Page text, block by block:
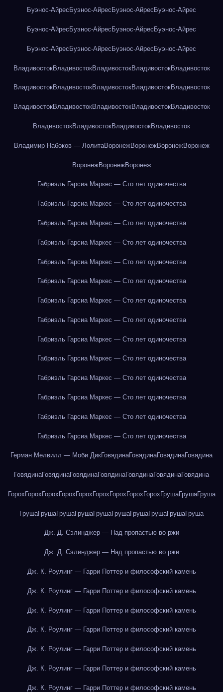
Буэнос-Айрес Буэнос-Айрес Буэнос-Айрес Буэнос-Айрес
Буэнос-Айрес Буэнос-Айрес Буэнос-Айрес Буэнос-Айрес
Буэнос-Айрес Буэнос-Айрес Буэнос-Айрес Буэнос-Айрес
ВладивостокВладивостокВладивостокВладивостокВладивосток
ВладивостокВладивостокВладивостокВладивостокВладивосток
ВладивостокВладивостокВладивостокВладивостокВладивосток
ВладивостокВладивостокВладивостокВладивосток
Владимир Набоков — ЛолитаВоронежВоронежВоронежВоронеж
ВоронежВоронежВоронеж
Габриэль Гарсиа Маркес — Сто лет одиночества
Габриэль Гарсиа Маркес — Сто лет одиночества
Габриэль Гарсиа Маркес — Сто лет одиночества
Габриэль Гарсиа Маркес — Сто лет одиночества
Габриэль Гарсиа Маркес — Сто лет одиночества
Габриэль Гарсиа Маркес — Сто лет одиночества
Габриэль Гарсиа Маркес — Сто лет одиночества
Габриэль Гарсиа Маркес — Сто лет одиночества
Габриэль Гарсиа Маркес — Сто лет одиночества
Габриэль Гарсиа Маркес — Сто лет одиночества
Габриэль Гарсиа Маркес — Сто лет одиночества
Габриэль Гарсиа Маркес — Сто лет одиночества
Габриэль Гарсиа Маркес — Сто лет одиночества
Габриэль Гарсиа Маркес — Сто лет одиночества
Герман Мелвилл — Моби ДикГовядинаГовядинаГовядинаГовядина
ГовядинаГовядинаГовядинаГовядинаГовядинаГовядинаГовядина
Горох Горох Горох Горох Горох Горох Горох Горох Горох ГрушаГрушаГруша
ГрушаГрушаГрушаГрушаГрушаГрушаГрушаГрушаГрушаГруша
Дж. Д. Сэлинджер — Над пропастью во ржи
Дж. Д. Сэлинджер — Над пропастью во ржи
Дж. К. Роулинг — Гарри Поттер и философский камень
Дж. К. Роулинг — Гарри Поттер и философский камень
Дж. К. Роулинг — Гарри Поттер и философский камень
Дж. К. Роулинг — Гарри Поттер и философский камень
Дж. К. Роулинг — Гарри Поттер и философский камень
Дж. К. Роулинг — Гарри Поттер и философский камень
Дж. К. Роулинг — Гарри Поттер и философский камень